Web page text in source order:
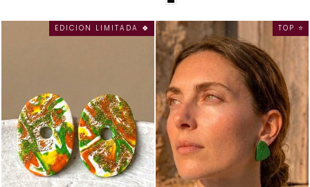
EDICION LIMITADA 🍀 TOP ⭐️